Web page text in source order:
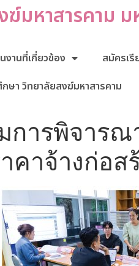
ฆ์มหาสารคาม
งานที่เกี่ยวข้อง สมัครเรี
ษา วิทยาลัยสงฆ์มหาสารคาม
ารพิจารณ
คาจ้างก่อ